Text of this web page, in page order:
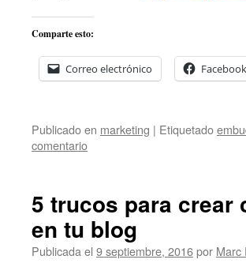
Comparte esto:
Correo electrónico Facebook
Publicado en marketing | Etiquetado
comentario
5 trucos para crear
en tu blog
Publicada el 9 septiembre, 2016por Marc